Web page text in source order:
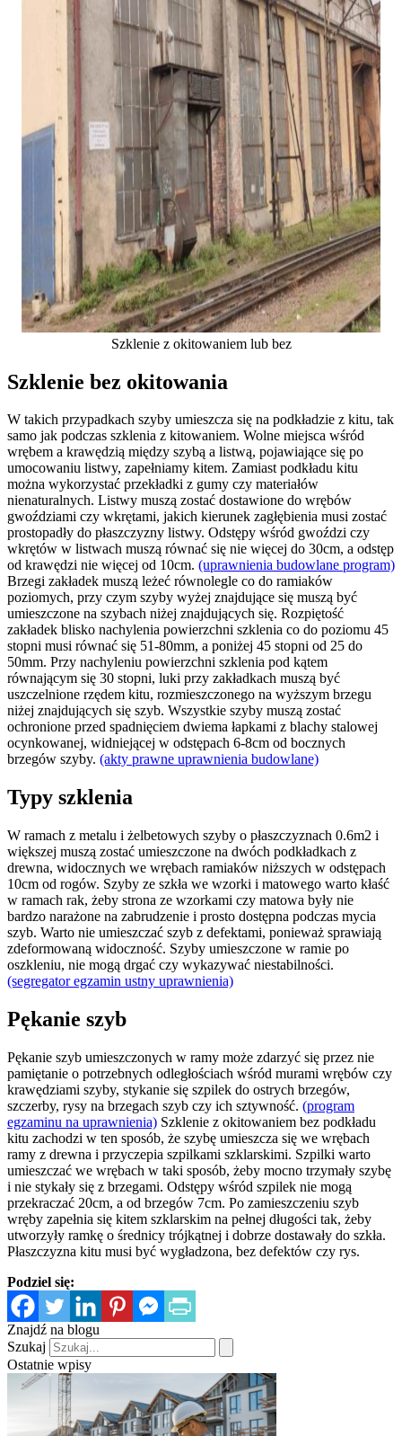
Szklenie z okitowaniem lub bez
Szklenie bez okitowania
W takich przypadkach szyby umieszcza się na podkładzie z kitu, tak
samo jak podczas szklenia z kitowaniem. Wolne miejsca wśród
wrębem a krawędzią między szybą a listwą, pojawiające się po
umocowaniu listwy, zapełniamy kitem. Zamiast podkładu kitu
można wykorzystać przekładki z gumy czy materiałów
nienaturalnych. Listwy muszą zostać dostawione do wrębów
gwoździami czy wkrętami, jakich kierunek zagłębienia musi zostać
prostopadły do płaszczyzny listwy. Odstępy wśród gwoździ czy
wkrętów w listwach muszą równać się nie więcej do 30cm, a odstęp
od krawędzi nie więcej od 10cm. (uprawnienia budowlane program)
Brzegi zakładek muszą leżeć równolegle co do ramiaków
poziomych, przy czym szyby wyżej znajdujące się muszą być
umieszczone na szybach niżej znajdujących się. Rozpiętość
zakładek blisko nachylenia powierzchni szklenia co do poziomu 45
stopni musi równać się 51-80mm, a poniżej 45 stopni od 25 do
50mm. Przy nachyleniu powierzchni szklenia pod kątem
równającym się 30 stopni, luki przy zakładkach muszą być
uszczelnione rzędem kitu, rozmieszczonego na wyższym brzegu
niżej znajdujących się szyb. Wszystkie szyby muszą zostać
ochronione przed spadnięciem dwiema łapkami z blachy stalowej
ocynkowanej, widniejącej w odstępach 6-8cm od bocznych
brzegów szyby. (akty prawne uprawnienia budowlane)
Typy szklenia
W ramach z metalu i żelbetowych szyby o płaszczyznach 0.6m2 i
większej muszą zostać umieszczone na dwóch podkładkach z
drewna, widocznych we wrębach ramiaków niższych w odstępach
10cm od rogów. Szyby ze szkła we wzorki i matowego warto kłaść
w ramach rak, żeby strona ze wzorkami czy matowa były nie
bardzo narażone na zabrudzenie i prosto dostępna podczas mycia
szyb. Warto nie umieszczać szyb z defektami, ponieważ sprawiają
zdeformowaną widoczność. Szyby umieszczone w ramie po
oszkleniu, nie mogą drgać czy wykazywać niestabilności.
(segregator egzamin ustny uprawnienia)
Pękanie szyb
Pękanie szyb umieszczonych w ramy może zdarzyć się przez nie
pamiętanie o potrzebnych odległościach wśród murami wrębów czy
krawędziami szyby, stykanie się szpilek do ostrych brzegów,
szczerby, rysy na brzegach szyb czy ich sztywność. (program
egzaminu na uprawnienia) Szklenie z okitowaniem bez podkładu
kitu zachodzi w ten sposób, że szybę umieszcza się we wrębach
ramy z drewna i przyczepia szpilkami szklarskimi. Szpilki warto
umieszczać we wrębach w taki sposób, żeby mocno trzymały szybę
i nie stykały się z brzegami. Odstępy wśród szpilek nie mogą
przekraczać 20cm, a od brzegów 7cm. Po zamieszczeniu szyb
wręby zapełnia się kitem szklarskim na pełnej długości tak, żeby
utworzyły ramkę o średnicy trójkątnej i dobrze dostawały do szkła.
Płaszczyzna kitu musi być wygładzona, bez defektów czy rys.
Podziel się:
Znajdź na blogu
Szukaj
Ostatnie wpisy